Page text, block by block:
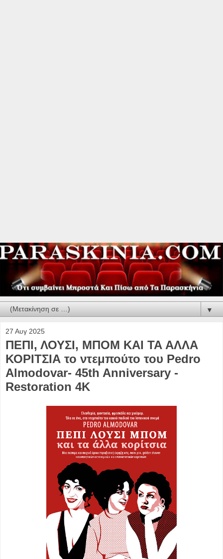
▼
27 Αυγ 2025
ΠΕΠΙ, ΛΟΥΣΙ, ΜΠΟΜ ΚΑΙ ΤΑ ΑΛΛΑ
ΚΟΡΙΤΣΙΑ το ντεμπούτο του Pedro
Almodovar- 45th Anniversary -
Restoration 4K